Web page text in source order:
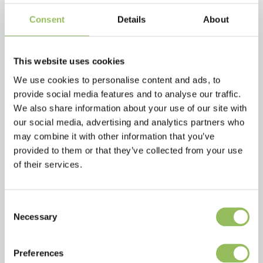
Consent Details About
This website uses cookies
We use cookies to personalise content and ads, to
provide social media features and to analyse our traffic.
We also share information about your use of our site with
our social media, advertising and analytics partners who
may combine it with other information that you’ve
provided to them or that they’ve collected from your use
of their services.
Selection
Necessary
Preferences
Trennungsangst kann die Decke Ihren Geruch aufnehmen, wenn Sie
sie in Ihrer Nähe behalten und sie dem Hund später geben. Dies
physisch abwesend sind.
Die Verwendung des DoggyToy Buddy sollte immer beaufsichtigt
werden. Sowohl die Fleecedecke als auch das Kuscheltier können
bei bis zu 30°C in der Maschine gewaschen werden. Das Kuscheltier
enthält einen Quietscher.
Abmessungen:
Kuscheltier: 31,5x27 cm
Decke: 70x60 cm
Lesen Sie mehr
Ergänzende Produkte